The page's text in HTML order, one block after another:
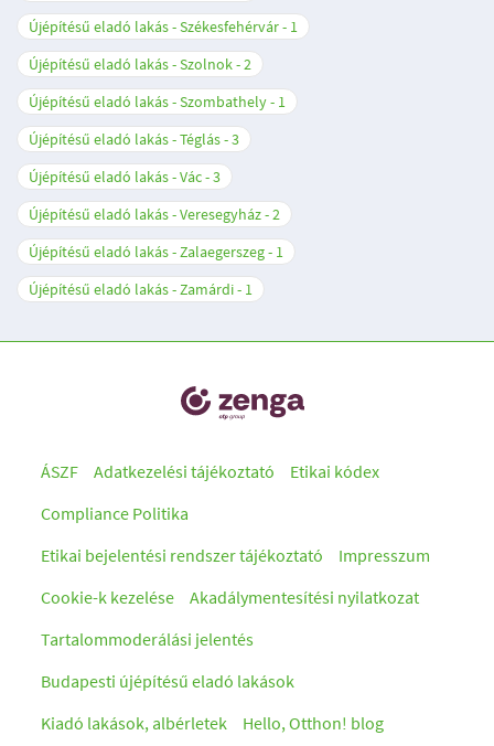
Újépítésű eladó lakás - Székesfehérvár
1
Újépítésű eladó lakás - Szolnok 2
Újépítésű eladó lakás - Szombathely
1
Újépítésű eladó lakás - Téglás 3
Újépítésű eladó lakás - Vác 3
Újépítésű eladó lakás - Veresegyház 2
Újépítésű eladó lakás - Zalaegerszeg
1
Újépítésű eladó lakás - Zamárdi
1
ÁSZF Adatkezelési tájékoztató
Etikai kódex
Compliance Politika
Etikai bejelentési rendszer tájékoztató
Impresszum
Cookie-k kezelése
Akadálymentesítési nyilatkozat
Tartalommoderálási jelentés
Budapesti újépítésű eladó lakások
Kiadó lakások, albérletek
Hello, Otthon! blog